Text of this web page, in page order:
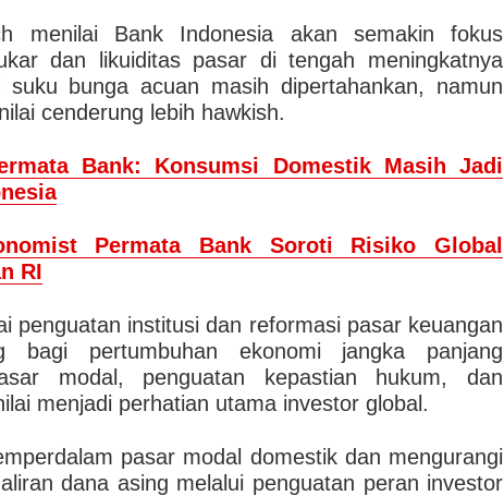
menilai Bank Indonesia akan semakin fokus
dan likuiditas pasar di tengah meningkatnya
bunga acuan masih dipertahankan, namun
cenderung lebih hawkish.
Bank: Konsumsi Domestik Masih Jadi
Permata Bank Soroti Risiko Global
RI
penguatan institusi dan reformasi pasar keuangan
bagi pertumbuhan ekonomi jangka panjang
modal, penguatan kepastian hukum, dan
menjadi perhatian utama investor global.
pasar modal domestik dan mengurangi
dana asing melalui penguatan peran investor